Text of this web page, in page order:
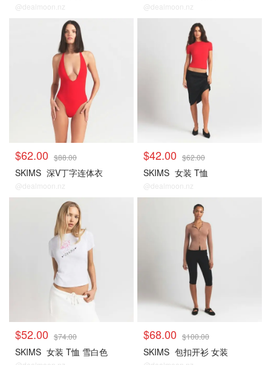
@dealmoon.nz @dealmoon.nz
$62.00 $88.00
SKIMS 深V丁字连体衣
@dealmoon.nz
$42.00 $62.00
SKIMS 女装 T恤
@dealmoon.nz
$52.00 $74.00
SKIMS 女装 T恤 雪白色
$68.00 $100.00
SKIMS 包扣开衫 女装